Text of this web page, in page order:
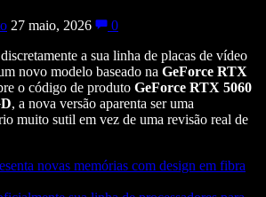
27 maio, 2026
0
a sua linha de placas de vídeo
novo modelo baseado na GeForce RTX
o código de produto GeForce RTX 5060
, a nova versão aparenta ser uma
muito sutil em vez de uma revisão real de
novas memórias com design em fibra